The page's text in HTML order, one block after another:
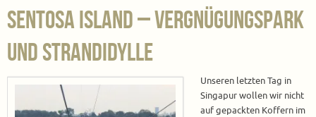
Sentosa Island – Vergnügungspark
und Strandidylle
Unseren letzten Tag in
Singapur wollen wir nicht
auf gepackten Koffern im